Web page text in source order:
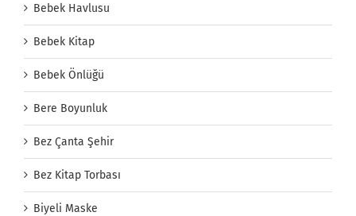
Bebek Havlusu
Bebek Kitap
Bebek Önlüğü
Bere Boyunluk
Bez Çanta Şehir
Bez Kitap Torbası
Biyeli Maske